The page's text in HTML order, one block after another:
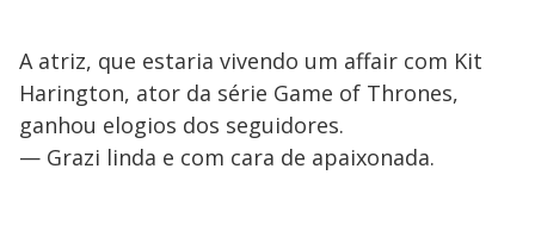
A atriz, que estaria vivendo um affair com Kit
Harington, ator da série Game of Thrones,
ganhou elogios dos seguidores.
— Grazi linda e com cara de apaixonada.